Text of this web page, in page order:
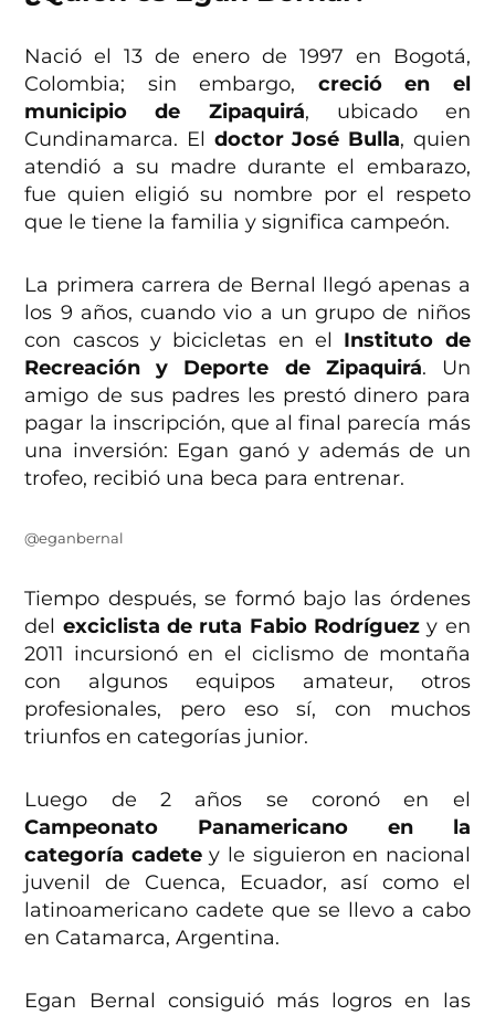
Nació el 13 de enero de 1997 en Bogotá,
Colombia; sin embargo, creció en el
municipio de Zipaquirá, ubicado en
Cundinamarca. El doctor José Bulla, quien
atendió a su madre durante el embarazo,
fue quien eligió su nombre por el respeto
que le tiene la familia y significa campeón.
La primera carrera de Bernal llegó apenas a
los 9 años, cuando vio a un grupo de niños
con cascos y bicicletas en el Instituto de
Recreación y Deporte de Zipaquirá. Un
amigo de sus padres les prestó dinero para
pagar la inscripción, que al final parecía más
una inversión: Egan ganó y además de un
trofeo, recibió una beca para entrenar.
@eganbernal
Tiempo después, se formó bajo las órdenes
del exciclista de ruta Fabio Rodríguezy en
2011 incursionó en el ciclismo de montaña
con algunos equipos amateur, otros
profesionales, pero eso sí, con muchos
triunfos en categorías junior.
Luego de 2 años se coronó en el
Campeonato Panamericano en la
categoría cadetey le siguieron en nacional
juvenil de Cuenca, Ecuador, así como el
latinoamericano cadete que se llevo a cabo
en Catamarca, Argentina.
Egan Bernal consiguió más logros en las